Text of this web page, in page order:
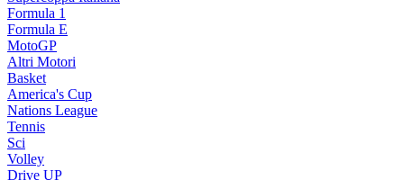
Formula 1
Formula E
MotoGP
Altri Motori
Basket
America's Cup
Nations League
Tennis
Sci
Volley
Drive UP